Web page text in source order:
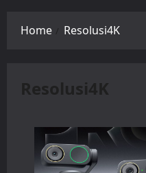
Home Resolusi4K
Resolusi4K